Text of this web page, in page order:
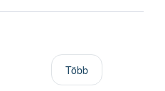
Több